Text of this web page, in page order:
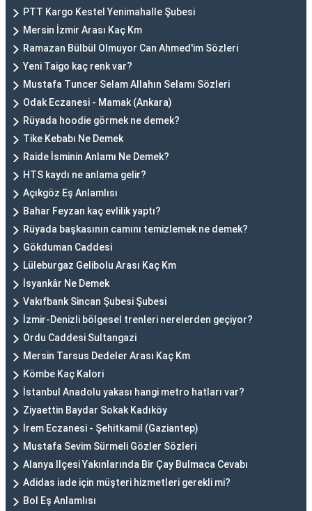
PTT Kargo Kestel Yenimahalle Şubesi
Mersin İzmir Arası Kaç Km
Ramazan Bülbül Olmuyor Can Ahmed'im Sözleri
Yeni Taigo kaç renk var?
Mustafa Tuncer Selam Allahın Selamı Sözleri
Odak Eczanesi - Mamak (Ankara)
Rüyada hoodie görmek ne demek?
Tike Kebabı Ne Demek
Raide İsminin Anlamı Ne Demek?
HTS kaydı ne anlama gelir?
Açıkgöz Eş Anlamlısı
Bahar Feyzan kaç evlilik yaptı?
Rüyada başkasının camını temizlemek ne demek?
Gökduman Caddesi
Lüleburgaz Gelibolu Arası Kaç Km
İsyankâr Ne Demek
Vakıfbank Sincan Şubesi Şubesi
İzmir-Denizli bölgesel trenleri nerelerden geçiyor?
Ordu Caddesi Sultangazi
Mersin Tarsus Dedeler Arası Kaç Km
Kömbe Kaç Kalori
İstanbul Anadolu yakası hangi metro hatları var?
Ziyaettin Baydar Sokak Kadıköy
İrem Eczanesi - Şehitkamil (Gaziantep)
Mustafa Sevim Sürmeli Gözler Sözleri
Alanya Ilçesi Yakınlarında Bir Çay Bulmaca Cevabı
Adidas iade için müşteri hizmetleri gerekli mi?
Bol Eş Anlamlısı